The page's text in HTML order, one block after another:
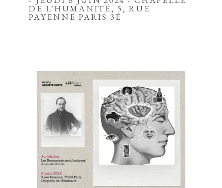
DE L'HUMANITÉ, 5, RUE
PAYENNE PARIS 3É